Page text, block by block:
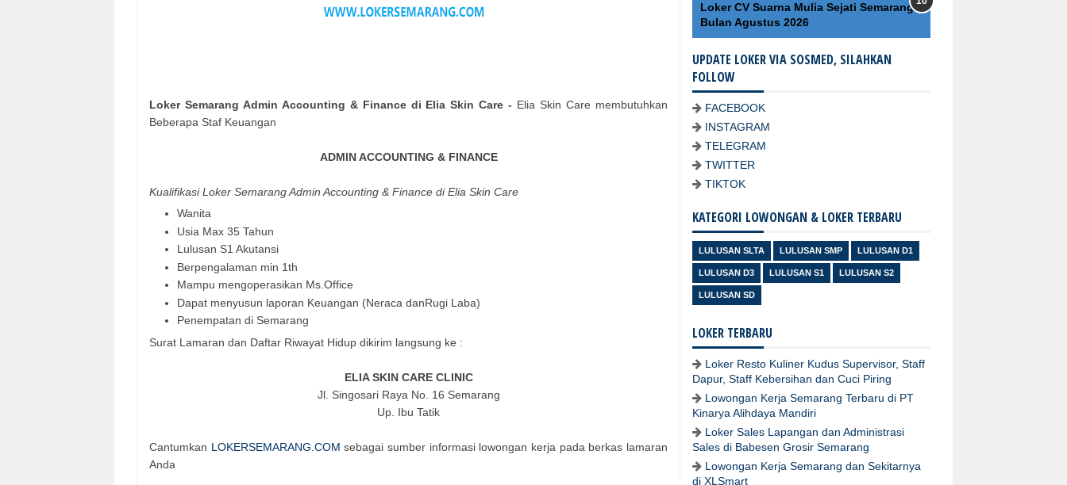
Loker Semarang Admin Accounting & Finance di Elia Skin Care - Elia Skin Care membutuhkan
Beberapa Staf Keuangan
ADMIN ACCOUNTING & FINANCE
Kualifikasi Loker Semarang Admin Accounting & Finance di Elia Skin Care
Wanita
Usia Max 35 Tahun
Lulusan S1 Akutansi
Berpengalaman min 1th
Mampu mengoperasikan Ms.Office
Dapat menyusun laporan Keuangan (Neraca danRugi Laba)
Penempatan di Semarang
Surat Lamaran dan Daftar Riwayat Hidup dikirim langsung ke :
ELIA SKIN CARE CLINIC
Jl. Singosari Raya No. 16 Semarang
Up. Ibu Tatik
Cantumkan LOKERSEMARANG.COM sebagai sumber informasi lowongan kerja pada berkas lamaran
Anda
Loker CV Suarna Mulia Sejati Semarang
Bulan Agustus 2026
UPDATE LOKER VIA SOSMED, SILAHKAN
FOLLOW
FACEBOOK
INSTAGRAM
TELEGRAM
TWITTER
TIKTOK
KATEGORI LOWONGAN & LOKER TERBARU
LULUSAN SLTA LULUSAN SMP LULUSAN D1
LULUSAN D3 LULUSAN S1 LULUSAN S2
LULUSAN SD
LOKER TERBARU
Loker Resto Kuliner Kudus Supervisor, Staff
Dapur, Staff Kebersihan dan Cuci Piring
Lowongan Kerja Semarang Terbaru di PT
Kinarya Alihdaya Mandiri
Loker Sales Lapangan dan Administrasi
Sales di Babesen Grosir Semarang
Lowongan Kerja Semarang dan Sekitarnya
di XLSmart